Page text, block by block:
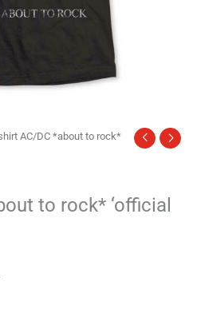
AC/DC *about to rock*
to rock* ‘official